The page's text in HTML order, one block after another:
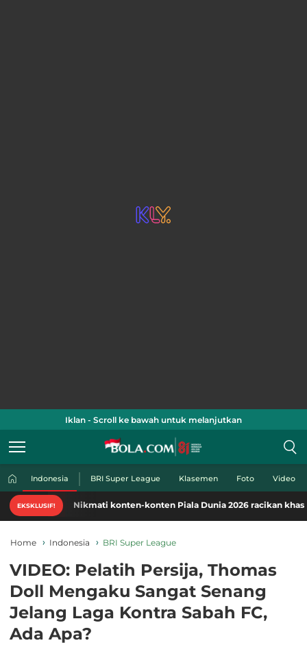
Iklan - Scroll ke bawah untuk melanjutkan
Indonesia BRI Super League Klasemen Foto Video
EKSKLUSIF!Nikmati konten-konten Piala Dunia 2026 racikan khas
Home Indonesia BRI Super League
VIDEO: Pelatih Persija, Thomas
Doll Mengaku Sangat Senang
Jelang Laga Kontra Sabah FC,
Ada Apa?